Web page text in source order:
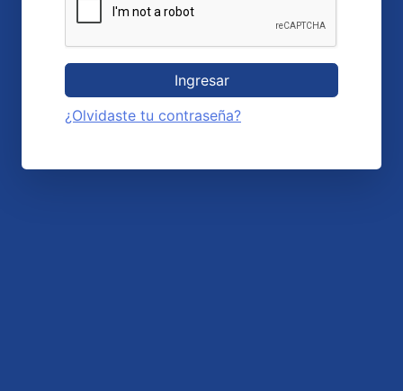
Ingresar
¿Olvidaste tu contraseña?